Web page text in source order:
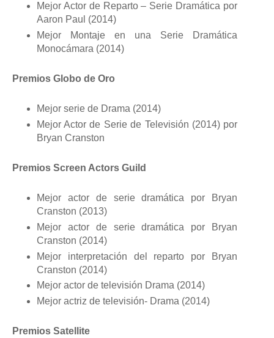
Mejor Actor de Reparto – Serie Dramática por
Aaron Paul (2014)
Mejor Montaje en una Serie Dramática
Monocámara (2014)
Premios Globo de Oro
Mejor serie de Drama (2014)
Mejor Actor de Serie de Televisión (2014) por
Bryan Cranston
Premios Screen Actors Guild
Mejor actor de serie dramática por Bryan
Cranston (2013)
Mejor actor de serie dramática por Bryan
Cranston (2014)
Mejor interpretación del reparto por Bryan
Cranston (2014)
Mejor actor de televisión Drama (2014)
Mejor actriz de televisión- Drama (2014)
Premios Satellite